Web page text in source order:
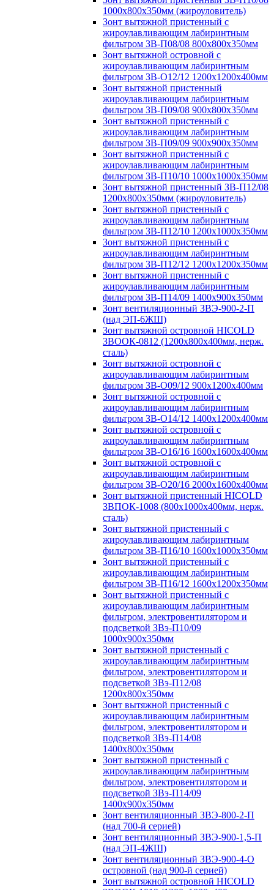
1000х800х350мм (жироуловитель)
Зонт вытяжной пристенный с
жироулавливающим лабиринтным
фильтром ЗВ-П08/08 800х800х350мм
Зонт вытяжной островной с
жироулавливающим лабиринтным
фильтром ЗВ-О12/12 1200х1200х400мм
Зонт вытяжной пристенный
жироулавливающим лабиринтным
фильтром ЗВ-П09/08 900х800х350мм
Зонт вытяжной пристенный с
жироулавливающим лабиринтным
фильтром ЗВ-П09/09 900х900х350мм
Зонт вытяжной пристенный с
жироулавливающим лабиринтным
фильтром ЗВ-П10/10 1000х1000х350мм
Зонт вытяжной пристенный ЗВ-П12/08
1200х800х350мм (жироуловитель)
Зонт вытяжной пристенный с
жироулавливающим лабиринтным
фильтром ЗВ-П12/10 1200х1000х350мм
Зонт вытяжной пристенный с
жироулавливающим лабиринтным
фильтром ЗВ-П12/12 1200х1200х350мм
Зонт вытяжной пристенный с
жироулавливающим лабиринтным
фильтром ЗВ-П14/09 1400х900х350мм
Зонт вентиляционный ЗВЭ-900-2-П
(над ЭП-6ЖШ)
Зонт вытяжной островной HICOLD
ЗВООК-0812 (1200х800x400мм, нерж.
сталь)
Зонт вытяжной островной с
жироулавливающим лабиринтным
фильтром ЗВ-О09/12 900х1200х400мм
Зонт вытяжной островной с
жироулавливающим лабиринтным
фильтром ЗВ-О14/12 1400х1200х400мм
Зонт вытяжной островной с
жироулавливающим лабиринтным
фильтром ЗВ-О16/16 1600х1600х400мм
Зонт вытяжной островной с
жироулавливающим лабиринтным
фильтром ЗВ-О20/16 2000х1600х400мм
Зонт вытяжной пристенный HICOLD
ЗВПОК-1008 (800х1000х400мм, нерж.
сталь)
Зонт вытяжной пристенный с
жироулавливающим лабиринтным
фильтром ЗВ-П16/10 1600х1000х350мм
Зонт вытяжной пристенный с
жироулавливающим лабиринтным
фильтром ЗВ-П16/12 1600х1200х350мм
Зонт вытяжной пристенный с
жироулавливающим лабиринтным
фильтром, электровентилятором и
подсветкой ЗВэ-П10/09
1000х900х350мм
Зонт вытяжной пристенный с
жироулавливающим лабиринтным
фильтром, электровентилятором и
подсветкой ЗВэ-П12/08
1200х800х350мм
Зонт вытяжной пристенный с
жироулавливающим лабиринтным
фильтром, электровентилятором и
подсветкой ЗВэ-П14/08
1400х800х350мм
Зонт вытяжной пристенный с
жироулавливающим лабиринтным
фильтром, электровентилятором и
подсветкой ЗВэ-П14/09
1400х900х350мм
Зонт вентиляционный ЗВЭ-800-2-П
(над 700-й серией)
Зонт вентиляционный ЗВЭ-900-1,5-П
(над ЭП-4ЖШ)
Зонт вентиляционный ЗВЭ-900-4-О
островной (над 900-й серией)
Зонт вытяжной островной HICOLD